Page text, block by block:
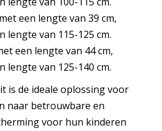
een lengte van 39 cm,
lengte van 115-125 cm.
een lengte van 44 cm,
lengte van 125-140 cm.
is de ideale oplossing voor
naar betrouwbare en
voor hun kinderen